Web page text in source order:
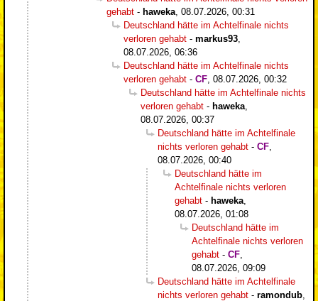
gehabt - haweka 08.07.2026, 00:31
Deutschland hätte im Achtelfinale nichts
verloren gehabt - markus93
08.07.2026, 06:36
Deutschland hätte im Achtelfinale nichts
verloren gehabt - CF 08.07.2026, 00:32
Deutschland hätte im Achtelfinale nichts
verloren gehabt - haweka
08.07.2026, 00:37
Deutschland hätte im Achtelfinale
nichts verloren gehabt - CF
08.07.2026, 00:40
Deutschland hätte im
Achtelfinale nichts verloren
gehabt - haweka
08.07.2026, 01:08
Deutschland hätte im
Achtelfinale nichts verloren
gehabt - CF
08.07.2026, 09:09
Deutschland hätte im Achtelfinale
nichts verloren gehabt - ramondub